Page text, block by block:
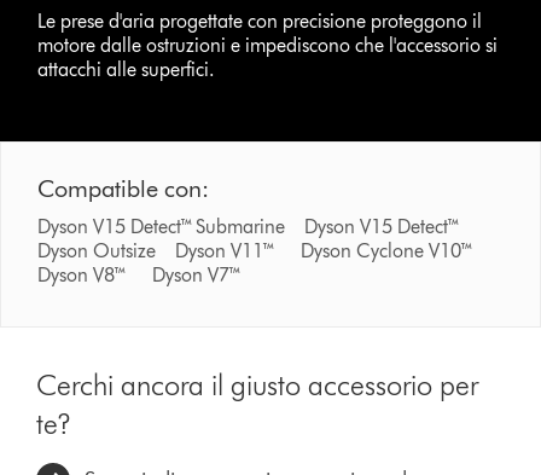
Le prese d'aria progettate con precisione proteggono il
motore dalle ostruzioni e impediscono che l'accessorio si
attacchi alle superfici.
Compatible con:
Dyson V15 Detect™ Submarine Dyson V15 Detect™
Dyson Outsize Dyson V11™ Dyson Cyclone V10™
Dyson V8™ Dyson V7™
Cerchi ancora il giusto accessorio per
te?